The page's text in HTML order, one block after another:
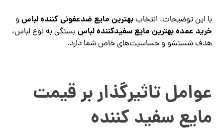
با این توضیحات، انتخاببهترین مایع ضدعفونی کننده لباس و
خرید عمدهبهترین مایع سفیدکننده لباس بستگی به نوع لباس،
هدف شستشو و حساسیت‌های خاص شما دارد.
عوامل تاثیرگذار بر قیمت
مایع سفید کننده